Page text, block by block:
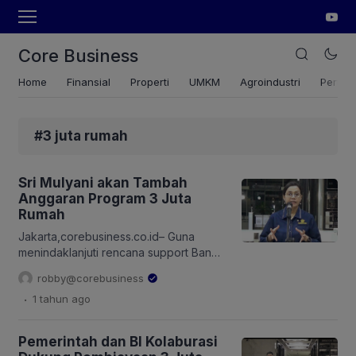
Core Business
Home Finansial Properti UMKM Agroindustri
#3 juta rumah
Sri Mulyani akan Tambah
Anggaran Program 3 Juta
Rumah
Jakarta,corebusiness.co.id– Guna
menindaklanjuti rencana support Bank
Indonesia melalui relaksasi giro wajib
minimum yang akan digunakan untuk
mendukung program 3 juta rumah dan
sejumlah dukungan anggaran APBN
robby@corebusiness
. 1 tahun ago
Pemerintah dan BI Kolaburasi